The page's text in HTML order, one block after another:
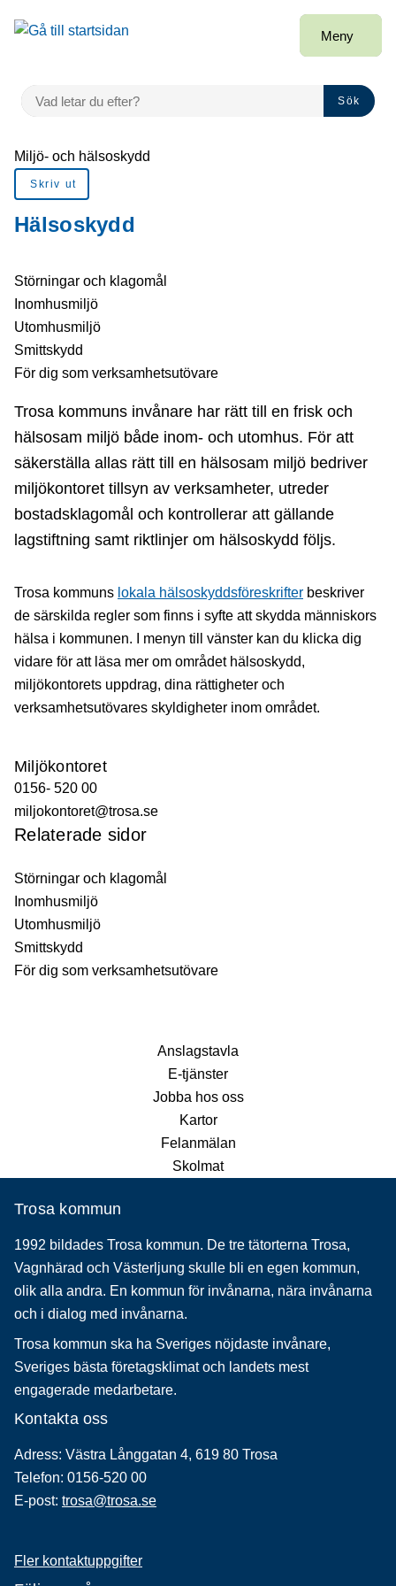
Gå till innehåll
till sidomeny
Meny
VAD LETAR DU EFTER?
Sök
Du är här:
Miljö- och hälsoskydd
Skriv ut
Hälsoskydd
Störningar och klagomål
Inomhusmiljö
Utomhusmiljö
Smittskydd
För dig som verksamhetsutövare
Trosa kommuns invånare har rätt till en frisk och
hälsosam miljö både inom- och utomhus. För att
säkerställa allas rätt till en hälsosam miljö bedriver
miljökontoret tillsyn av verksamheter, utreder
bostadsklagomål och kontrollerar att gällande
lagstiftning samt riktlinjer om hälsoskydd följs.
Trosa kommuns lokala hälsoskyddsföreskrifter beskriver
de särskilda regler som finns i syfte att skydda människors
hälsa i kommunen. I menyn till vänster kan du klicka dig
vidare för att läsa mer om området hälsoskydd,
miljökontorets uppdrag, dina rättigheter och
verksamhetsutövares skyldigheter inom området.
Miljökontoret
0156- 520 00
miljokontoret@trosa.se
Relaterade sidor
Störningar och klagomål
Inomhusmiljö
Utomhusmiljö
Smittskydd
För dig som verksamhetsutövare
Anslagstavla
E-tjänster
Jobba hos oss
Kartor
Felanmälan
Skolmat
Trosa kommun
1992 bildades Trosa kommun. De tre tätorterna Trosa,
Vagnhärad och Västerljung skulle bli en egen kommun,
olik alla andra. En kommun för invånarna, nära invånarna
och i dialog med invånarna.
Trosa kommun ska ha Sveriges nöjdaste invånare,
Sveriges bästa företagsklimat och landets mest
engagerade medarbetare.
Kontakta oss
Adress: Västra Långgatan 4, 619 80 Trosa
Telefon: 0156-520 00
E-post: trosa@trosa.se
Fler kontaktuppgifter